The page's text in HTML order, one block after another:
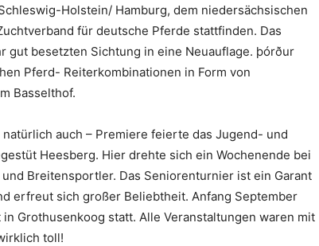
Holstein/ Hamburg, dem niedersächsischen
für deutsche Pferde stattfinden. Das
gut besetzten Sichtung in eine Neuauflage. þórður
Pferd- Reiterkombinationen in Form von
Basselthof.
auch – Premiere feierte das Jugend- und
Heesberg. Hier drehte sich ein Wochenende bei
Breitensportler. Das Seniorenturnier ist ein Garant
erfreut sich großer Beliebtheit. Anfang September
Grothusenkoog statt. Alle Veranstaltungen waren mit
toll!